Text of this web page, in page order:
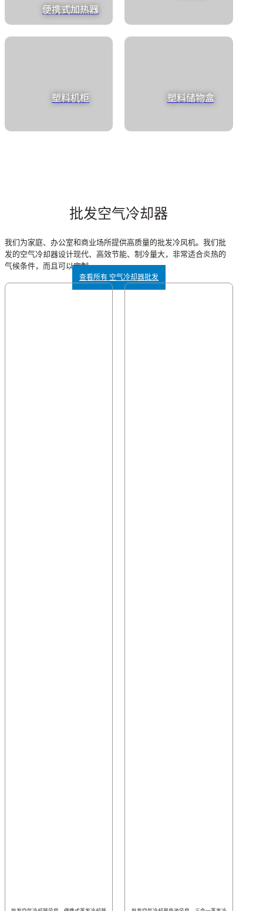
便携式加热器
塑料机柜 塑料储物盒
批发空气冷却器
我们为家庭、办公室和商业场所提供高质量的批发冷风机。我们批
发的空气冷却器设计现代、高效节能、制冷量大，非常适合炎热的
气候条件，而且可以定制。
查看所有 空气冷却器批发